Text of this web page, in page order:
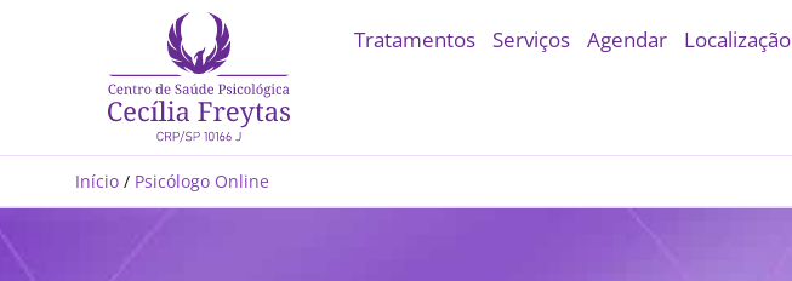
Tratamentos Serviços Agendar Localização
Início / Psicólogo Online